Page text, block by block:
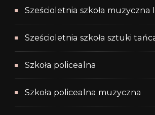
Sześcioletnia szkoła muzyczna
Sześcioletnia szkoła sztuki
Szkoła policealna
Szkoła policealna muzyczna